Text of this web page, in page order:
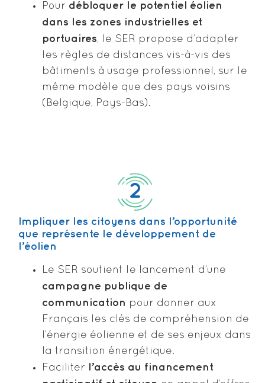
Pour débloquer le potentiel éolien
dans les zones industrielles et
portuaires, le SER propose d’adapter
les règles de distances vis-à-vis des
bâtiments à usage professionnel, sur le
même modèle que des pays voisins
(Belgique, Pays-Bas).
2
Impliquer les citoyens dans l’opportunité
que représente le développement de
l’éolien
Le SER soutient le lancement d’une
campagne publique de
communication pour donner aux
Français les clés de compréhension de
l’énergie éolienne et de ses enjeux dans
la transition énergétique.
Faciliter
l’accès au financement